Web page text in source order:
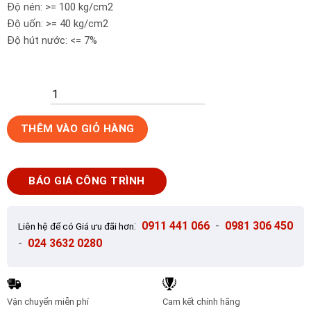
Độ nén: >= 100 kg/cm2
Độ uốn: >= 40 kg/cm2
Độ hút nước: <= 7%
Gạch
giả
Vĩnh
Cửu
trắng
DS010335019
số
THÊM VÀO GIỎ HÀNG
BÁO GIÁ CÔNG TRÌNH
Liên hệ để có Giá ưu đãi hơn: 0911 441 066 - 0981 306 450
- 024 3632 0280
Vận chuyển miễn phí Cam kết chính hãng